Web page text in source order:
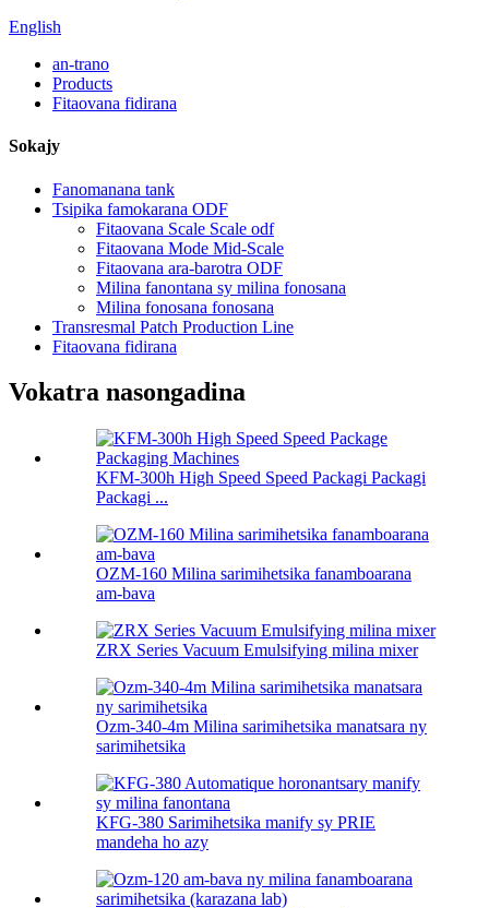
English
an-trano
Products
Fitaovana fidirana
Sokajy
Fanomanana tank
Tsipika famokarana ODF
Fitaovana Scale Scale odf
Fitaovana Mode Mid-Scale
Fitaovana ara-barotra ODF
Milina fanontana sy milina fonosana
Milina fonosana fonosana
Transresmal Patch Production Line
Fitaovana fidirana
Vokatra nasongadina
KFM-300h High Speed ​​Speed ​​Packagi Packagi
Packagi ...
OZM-160 Milina sarimihetsika fanamboarana
am-bava
ZRX Series Vacuum Emulsifying milina mixer
Ozm-340-4m Milina sarimihetsika manatsara ny
sarimihetsika
KFG-380 Sarimihetsika manify sy PRIE
mandeha ho azy